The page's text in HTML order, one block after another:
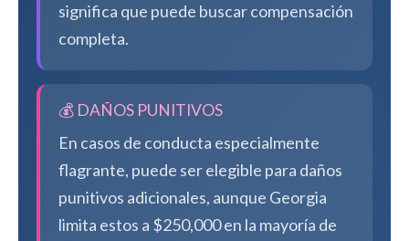
significa que puede buscar compensación
completa.
💰 DAÑOS PUNITIVOS
En casos de conducta especialmente
flagrante, puede ser elegible para daños
punitivos adicionales, aunque Georgia
limita estos a $250,000 en la mayoría de